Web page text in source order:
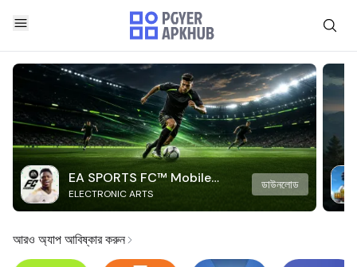
EA SPORTS FC™ Mobile
Soccer
ELECTRONIC ARTS
ডাউনলোড
আরও অ্যাপ আবিষ্কার করুন